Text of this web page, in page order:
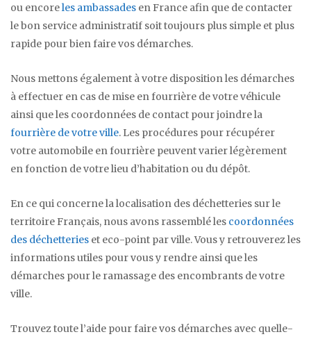
ou encoreles ambassades en France afin que de contacter
le bon service administratif soit toujours plus simple et plus
rapide pour bien faire vos démarches.
Nous mettons également à votre disposition les démarches
à effectuer en cas de mise en fourrière de votre véhicule
ainsi que les coordonnées de contact pour joindre la
fourrière de votre ville. Les procédures pour récupérer
votre automobile en fourrière peuvent varier légèrement
en fonction de votre lieu d’habitation ou du dépôt.
En ce qui concerne la localisation des déchetteries sur le
territoire Français, nous avons rassemblé les coordonnées
des déchetteries et eco-point par ville. Vous y retrouverez les
informations utiles pour vous y rendre ainsi que les
démarches pour le ramassage des encombrants de votre
ville.
Trouvez toute l’aide pour faire vos démarches avec quelle-